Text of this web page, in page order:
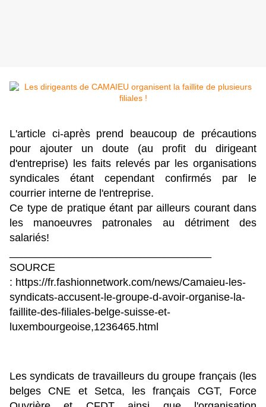
L'article ci-après prend beaucoup de précautions
pour ajouter un doute (au profit du dirigeant
d'entreprise) les faits relevés par les organisations
syndicales étant cependant confirmés par le
courrier interne de l'entreprise.
Ce type de pratique étant par ailleurs courant dans
les manoeuvres patronales au détriment des
salariés!
SOURCE
: https://fr.fashionnetwork.com/news/Camaieu-les-
syndicats-accusent-le-groupe-d-avoir-organise-la-
faillite-des-filiales-belge-suisse-et-
luxembourgeoise,1236465.html
Les syndicats de travailleurs du groupe français (les
belges CNE et Setca, les français CGT, Force